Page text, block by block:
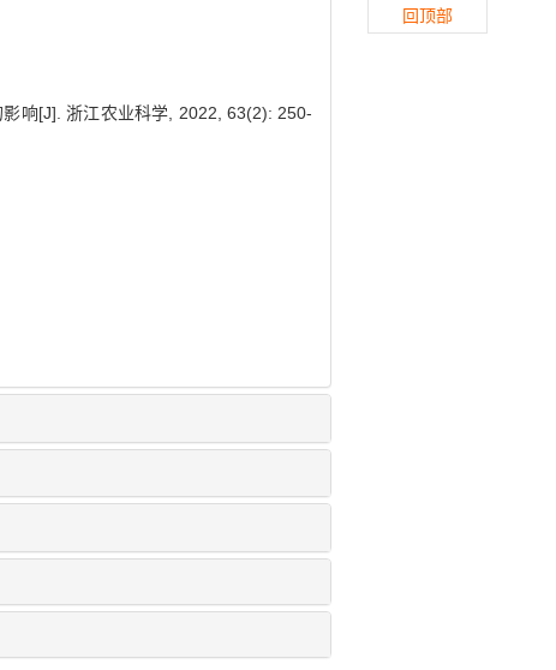
响[J]. 浙江农业科学, 2022, 63(2): 250-
回顶部